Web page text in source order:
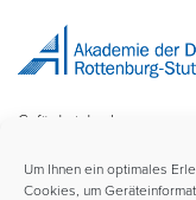
Um Ihnen ein optimales
Cookies, um
Gefördert durch: